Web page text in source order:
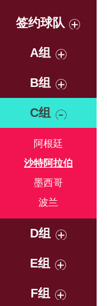
签约球队
A组
B组
C组
阿根廷
沙特阿拉伯
墨西哥
波兰
D组
E组
F组